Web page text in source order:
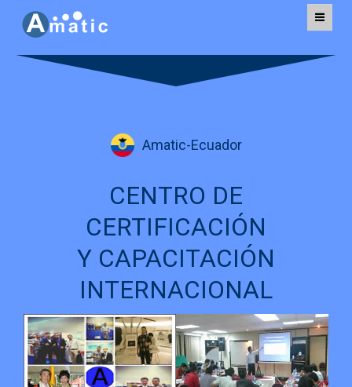
AMATIC TECHNOLOGY
Amatic-Ecuador
CENTRO DE
CERTIFICACIÓN
Y CAPACITACIÓN
INTERNACIONAL